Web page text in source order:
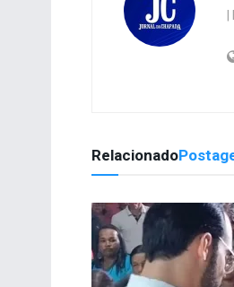
|
Relacionado